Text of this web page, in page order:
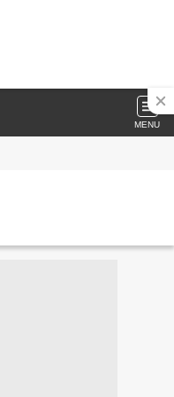
MENU